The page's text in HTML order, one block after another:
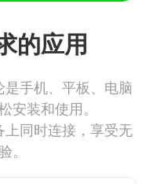
的应用
手机、平板、电脑
安装和使用。
同时连接，享受无
。